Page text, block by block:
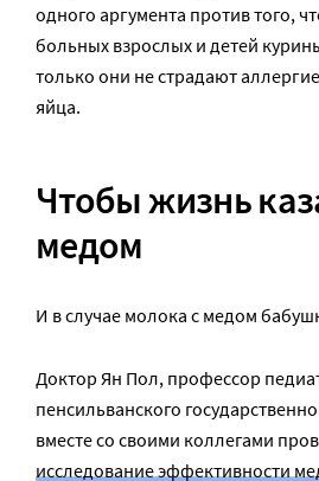
одного аргумента против того,
больных взрослых и детей
только они не страдают
яйца.
Чтобы жизнь
медом
И в случае молока с медом
Доктор Ян Пол, профессор
пенсильванского
вместе со своими коллегами
исследование эффективности